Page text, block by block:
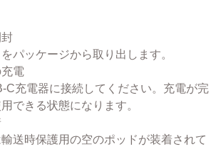
パッケージから取り出します。
電
C充電器に接続してください。充電が完
できる状態になります。
送時保護用の空のポッドが装着されて